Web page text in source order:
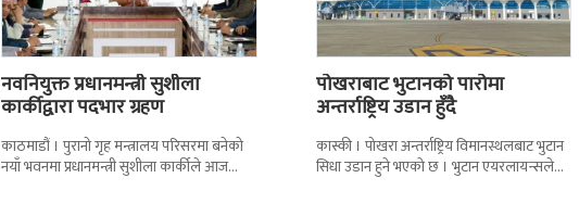
नवनियुक्त प्रधानमन्त्री सुशीला
कार्कीद्वारा पदभार ग्रहण
काठमाडौं । पुरानो गृह मन्त्रालय परिसरमा बनेको
नयाँ भवनमा प्रधानमन्त्री सुशीला कार्कीले आज
पोखराबाट भुटानको पारोमा
अन्तर्राष्ट्रिय उडान हुँदै
कास्की । पोखरा अन्तर्राष्ट्रिय विमानस्थलबाट भुटान
सिधा उडान हुने भएको छ । भुटान एयरलायन्सले